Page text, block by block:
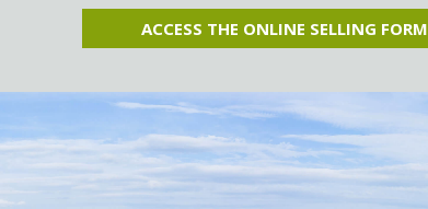
ACCESS THE ONLINE SELLING FORM